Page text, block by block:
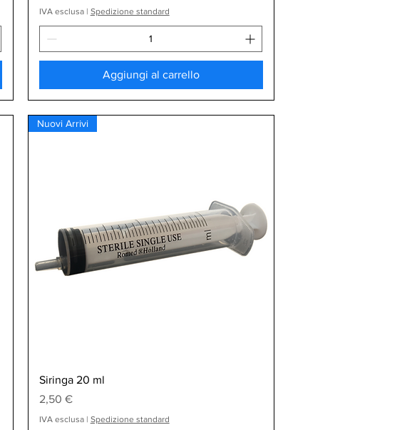
IVA esclusa| Spedizione standard
Aggiungi al carrello
Nuovi Arrivi
Siringa 20 ml
Prezzo
2,50 €
IVA esclusa| Spedizione standard